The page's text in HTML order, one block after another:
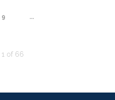
9 ...
1 of 66